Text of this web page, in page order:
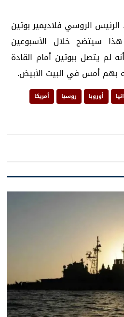
الرئيس الروسي فلاديمير بوتين
هذا سيتضح خلال الأسبوعين
لم يتصل ببوتين أمام القادة
بهم أمس في البيت الأبيض.
أوروبا روسيا أمريكا